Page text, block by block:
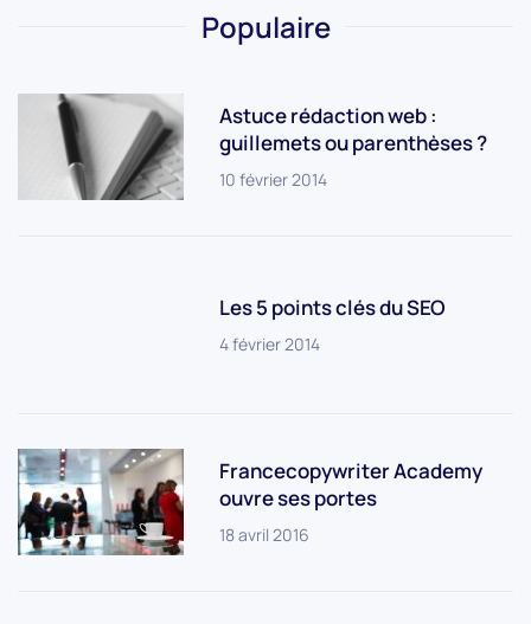
Populaire
Astuce rédaction web :
guillemets ou parenthèses ?
10 février 2014
Les 5 points clés du SEO
4 février 2014
Francecopywriter Academy
ouvre ses portes
18 avril 2016